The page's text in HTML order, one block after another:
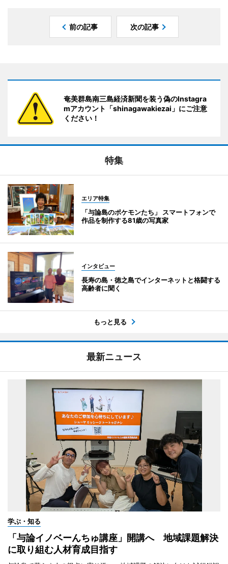
前の記事 次の記事
奄美群島南三島経済新聞を装う偽のInstagra
mアカウント「shinagawakiezai」にご注意
ください！
特集
エリア特集
「与論島のポケモンたち」 スマートフォンで
作品を制作する81歳の写真家
インタビュー
長寿の島・徳之島でインターネットと格闘する
高齢者に聞く
もっと見る
最新ニュース
学ぶ・知る
「与論イノベーんちゅ講座」開講へ 地域課題解決
に取り組む人材育成目指す